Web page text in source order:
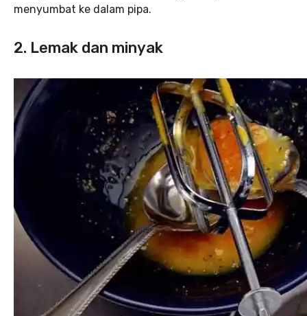
menyumbat ke dalam pipa.
2. Lemak dan minyak